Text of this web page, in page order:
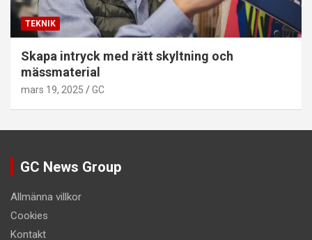
TEKNIK
Skapa intryck med rätt skyltning och
mässmaterial
mars 19, 2025 GC
GC News Group
Allmänna villkor
Cookies
Kontakt